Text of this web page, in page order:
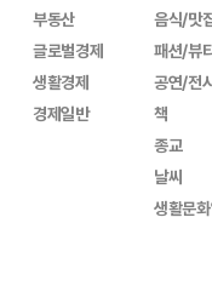
부동산
글로벌경제
생활경제
경제일반
음식/맛
패션/뷰
공연/전
책
종교
날씨
생활문